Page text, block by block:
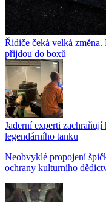
Řidiče čeká velká
přijdou do boxů
Jaderní experti
legendárního tanku
Neobvyklé propojení
ochrany kulturního